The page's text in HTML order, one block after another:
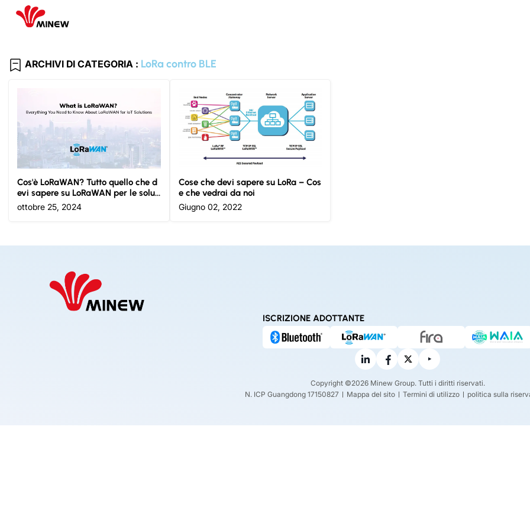
ARCHIVI DI CATEGORIA : LoRa contro BLE
Cos'è LoRaWAN? Tutto quello che d
evi sapere su LoRaWAN per le soluz
ioni IoT
ottobre 25, 2024
Cose che devi sapere su LoRa – Cos
e che vedrai da noi
Giugno 02, 2022
ISCRIZIONE ADOTTANTE
Copyright ©2026 Minew Group. Tutti i diritti riservati.
N. ICP Guangdong 17150827
Mappa del sito Termini di utilizzo politica sulla